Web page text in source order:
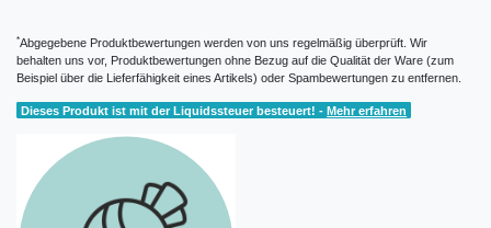
*Abgegebene Produktbewertungen werden von uns regelmäßig überprüft. Wir
behalten uns vor, Produktbewertungen ohne Bezug auf die Qualität der Ware (zum
Beispiel über die Lieferfähigkeit eines Artikels) oder Spambewertungen zu entfernen.
Dieses Produkt ist mit der Liquidssteuer besteuert! -Mehr erfahren